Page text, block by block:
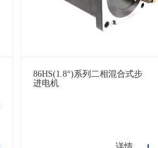
86HS(1.8°)系列二相混合式步
进电机